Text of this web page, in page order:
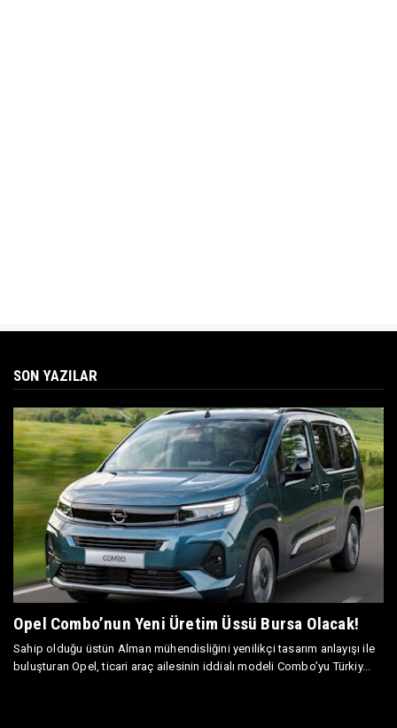
SON YAZILAR
Opel Combo’nun Yeni Üretim Üssü Bursa Olacak!
Sahip olduğu üstün Alman mühendisliğini yenilikçi tasarım anlayışı ile
buluşturan Opel, ticari araç ailesinin iddialı modeli Combo’yu Türkiy...